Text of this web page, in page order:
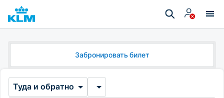
Забронировать билет
Туда и обратно